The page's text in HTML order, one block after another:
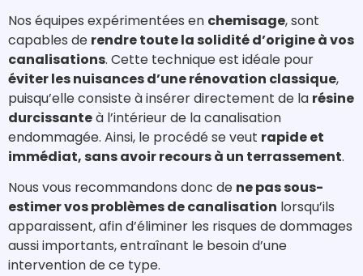
Nos équipes expérimentées en chemisage, sont
capables de rendre toute la solidité d’origine à vos
canalisations. Cette technique est idéale pour
éviter les nuisances d’une rénovation classique,
puisqu’elle consiste à insérer directement de la résine
durcissanteà l’intérieur de la canalisation
endommagée. Ainsi, le procédé se veut rapide et
immédiat, sans avoir recours à un terrassement.
Nous vous recommandons donc de ne pas sous-
estimer vos problèmes de canalisation lorsqu’ils
apparaissent, afin d’éliminer les risques de dommages
aussi importants, entraînant le besoin d’une
intervention de ce type.